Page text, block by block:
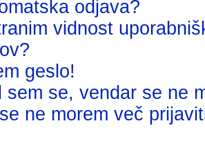
odjava?
vidnost
geslo!
sem se, vendar se ne
ne morem več